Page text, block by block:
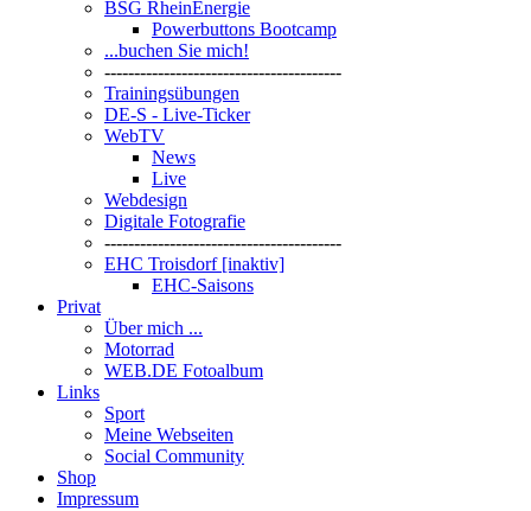
BSG RheinEnergie
Powerbuttons Bootcamp
...buchen Sie mich!
----------------------------------------
Trainingsübungen
DE-S - Live-Ticker
WebTV
News
Live
Webdesign
Digitale Fotografie
----------------------------------------
EHC Troisdorf [inaktiv]
EHC-Saisons
Privat
Über mich ...
Motorrad
WEB.DE Fotoalbum
Links
Sport
Meine Webseiten
Social Community
Shop
Impressum